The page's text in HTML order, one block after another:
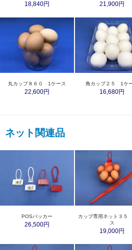
18,840円 21,900円
丸カップ８６０ 1ケース
22,600円
角カップ２５ 1ケ
16,680円
ネット関連品
POSパッカー
26,500円
カップ専用ネット３５
ス
19,000円